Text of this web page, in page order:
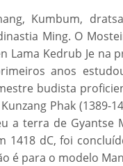
Kumbum,
Ming. O
Lama Kedrub Je na
anos
budista
Phak (1389-
a terra de
dC, foi
é para o modelo